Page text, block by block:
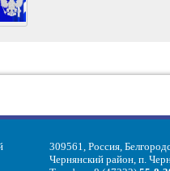
309561, Россия,
Чернянский район, п.